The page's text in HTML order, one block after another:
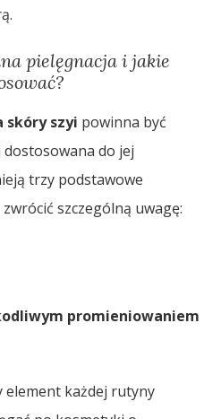
pielęgnacja i jakie
skóry szyi powinna być
do jej
trzy podstawowe
szczególną uwagę:
promieniowaniem
element każdej rutyny